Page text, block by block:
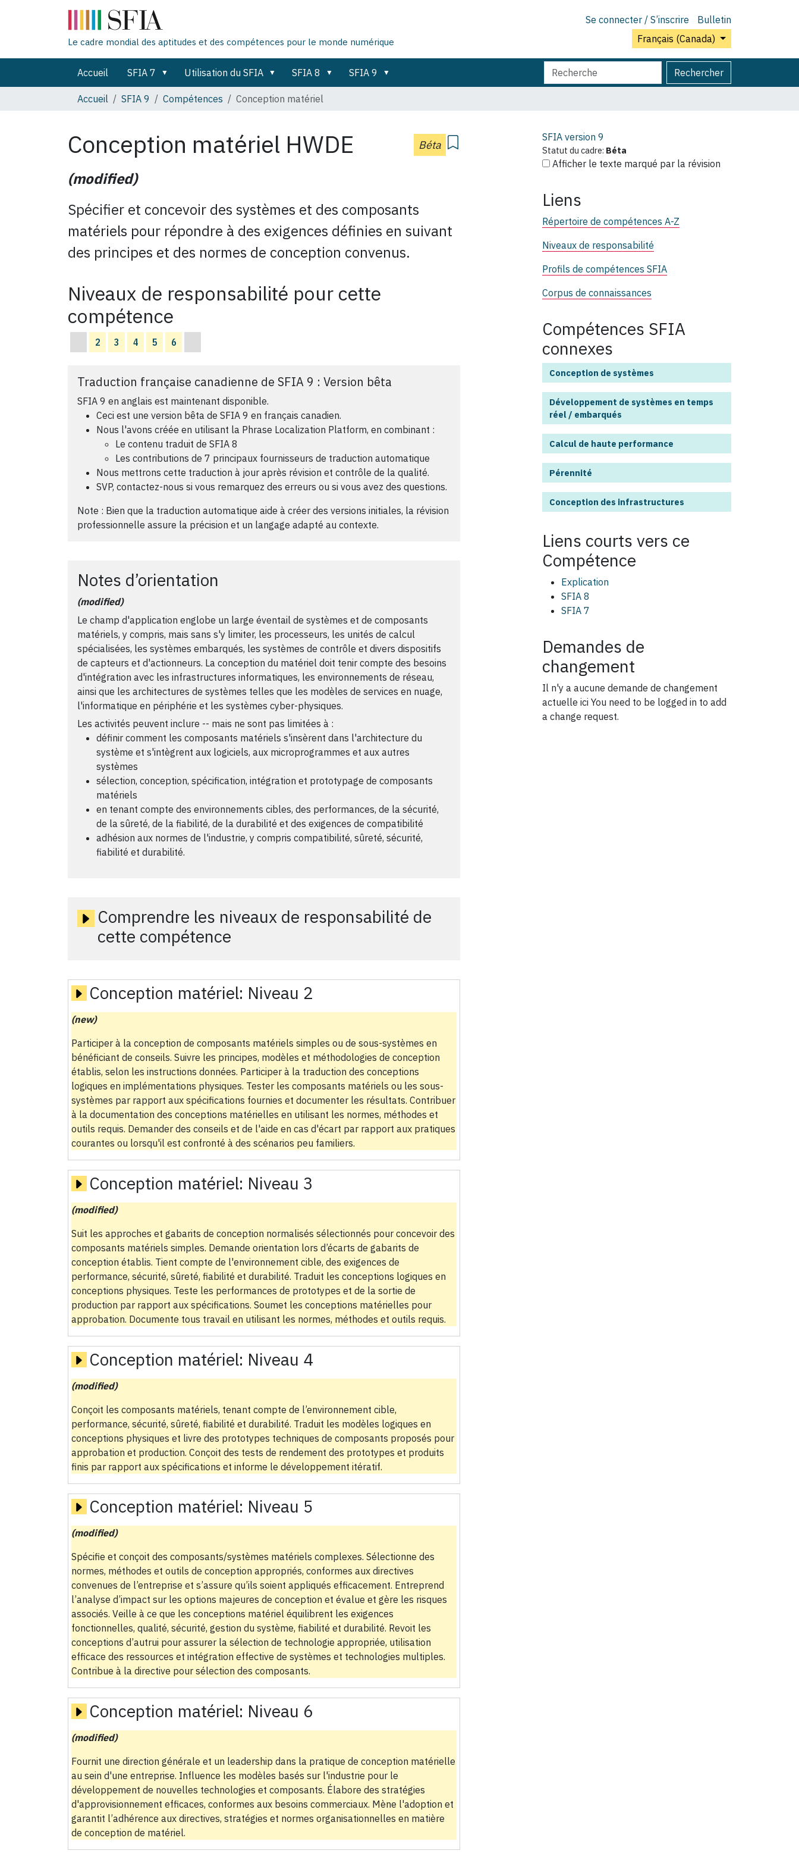
Se connecter / S’inscrire
Bulletin
Français (Canada)
Le cadre mondial des aptitudes et des compétences pour le monde numérique
Accueil SFIA 7 Utilisation du SFIA SFIA 8 SFIA 9
Chercher
par
Rechercher
Recherche
avancée…
Accueil
SFIA 9 Compétences Conception matériel
Conception matériel HWDE Béta
(modified)
Spécifier et concevoir des systèmes et des composants
matériels pour répondre à des exigences définies en suivant
des principes et des normes de conception convenus.
Niveaux de responsabilité pour cette
compétence
2 3 4 5 6
Traduction française canadienne de SFIA 9 : Version bêta
SFIA 9 en anglais est maintenant disponible.
Ceci est une version bêta de SFIA 9 en français canadien.
Nous l'avons créée en utilisant la Phrase Localization Platform, en combinant :
Le contenu traduit de SFIA 8
Les contributions de 7 principaux fournisseurs de traduction automatique
Nous mettrons cette traduction à jour après révision et contrôle de la qualité.
SVP, contactez-nous si vous remarquez des erreurs ou si vous avez des questions.
Note : Bien que la traduction automatique aide à créer des versions initiales, la révision
professionnelle assure la précision et un langage adapté au contexte.
Notes d’orientation
(modified)
Le champ d'application englobe un large éventail de systèmes et de composants
matériels, y compris, mais sans s'y limiter, les processeurs, les unités de calcul
spécialisées, les systèmes embarqués, les systèmes de contrôle et divers dispositifs
de capteurs et d'actionneurs. La conception du matériel doit tenir compte des besoins
d'intégration avec les infrastructures informatiques, les environnements de réseau,
ainsi que les architectures de systèmes telles que les modèles de services en nuage,
l'informatique en périphérie et les systèmes cyber-physiques.
Les activités peuvent inclure -- mais ne sont pas limitées à :
définir comment les composants matériels s'insèrent dans l'architecture du
système et s'intègrent aux logiciels, aux microprogrammes et aux autres
systèmes
sélection, conception, spécification, intégration et prototypage de composants
matériels
en tenant compte des environnements cibles, des performances, de la sécurité,
de la sûreté, de la fiabilité, de la durabilité et des exigences de compatibilité
adhésion aux normes de l'industrie, y compris compatibilité, sûreté, sécurité,
fiabilité et durabilité.
Comprendre les niveaux de responsabilité de
cette compétence
Conception matériel: Niveau 2
(new)
Participer à la conception de composants matériels simples ou de sous-systèmes en
bénéficiant de conseils. Suivre les principes, modèles et méthodologies de conception
établis, selon les instructions données. Participer à la traduction des conceptions
logiques en implémentations physiques. Tester les composants matériels ou les sous-
systèmes par rapport aux spécifications fournies et documenter les résultats. Contribuer
à la documentation des conceptions matérielles en utilisant les normes, méthodes et
outils requis. Demander des conseils et de l'aide en cas d'écart par rapport aux pratiques
courantes ou lorsqu'il est confronté à des scénarios peu familiers.
Conception matériel: Niveau 3
(modified)
Suit les approches et gabarits de conception normalisés sélectionnés pour concevoir des
composants matériels simples. Demande orientation lors d’écarts de gabarits de
conception établis. Tient compte de l'environnement cible, des exigences de
performance, sécurité, sûreté, fiabilité et durabilité. Traduit les conceptions logiques en
conceptions physiques. Teste les performances de prototypes et de la sortie de
production par rapport aux spécifications. Soumet les conceptions matérielles pour
approbation. Documente tous travail en utilisant les normes, méthodes et outils requis.
Conception matériel: Niveau 4
(modified)
Conçoit les composants matériels, tenant compte de l’environnement cible,
performance, sécurité, sûreté, fiabilité et durabilité. Traduit les modèles logiques en
conceptions physiques et livre des prototypes techniques de composants proposés pour
approbation et production. Conçoit des tests de rendement des prototypes et produits
finis par rapport aux spécifications et informe le développement itératif.
Conception matériel: Niveau 5
(modified)
Spécifie et conçoit des composants/systèmes matériels complexes. Sélectionne des
normes, méthodes et outils de conception appropriés, conformes aux directives
convenues de l’entreprise et s’assure qu’ils soient appliqués efficacement. Entreprend
l’analyse d’impact sur les options majeures de conception et évalue et gère les risques
associés. Veille à ce que les conceptions matériel équilibrent les exigences
fonctionnelles, qualité, sécurité, gestion du système, fiabilité et durabilité. Revoit les
conceptions d’autrui pour assurer la sélection de technologie appropriée, utilisation
efficace des ressources et intégration effective de systèmes et technologies multiples.
Contribue à la directive pour sélection des composants.
Conception matériel: Niveau 6
(modified)
Fournit une direction générale et un leadership dans la pratique de conception matérielle
au sein d'une entreprise. Influence les modèles basés sur l'industrie pour le
développement de nouvelles technologies et composants. Élabore des stratégies
d'approvisionnement efficaces, conformes aux besoins commerciaux. Mène l'adoption et
garantit l’adhérence aux directives, stratégies et normes organisationnelles en matière
de conception de matériel.
SFIA version 9
Statut du cadre: Béta
Afficher le texte marqué par la révision
Liens
Répertoire de compétences A-Z
Niveaux de responsabilité
Profils de compétences SFIA
Corpus de connaissances
Compétences SFIA
connexes
Conception de systèmes
Développement de systèmes en temps
réel / embarqués
Calcul de haute performance
Pérennité
Conception des infrastructures
Liens courts vers ce
Compétence
Explication
SFIA 8
SFIA 7
Demandes de
changement
Il n'y a aucune demande de changement
actuelle ici You need to be logged in to add
a change request.